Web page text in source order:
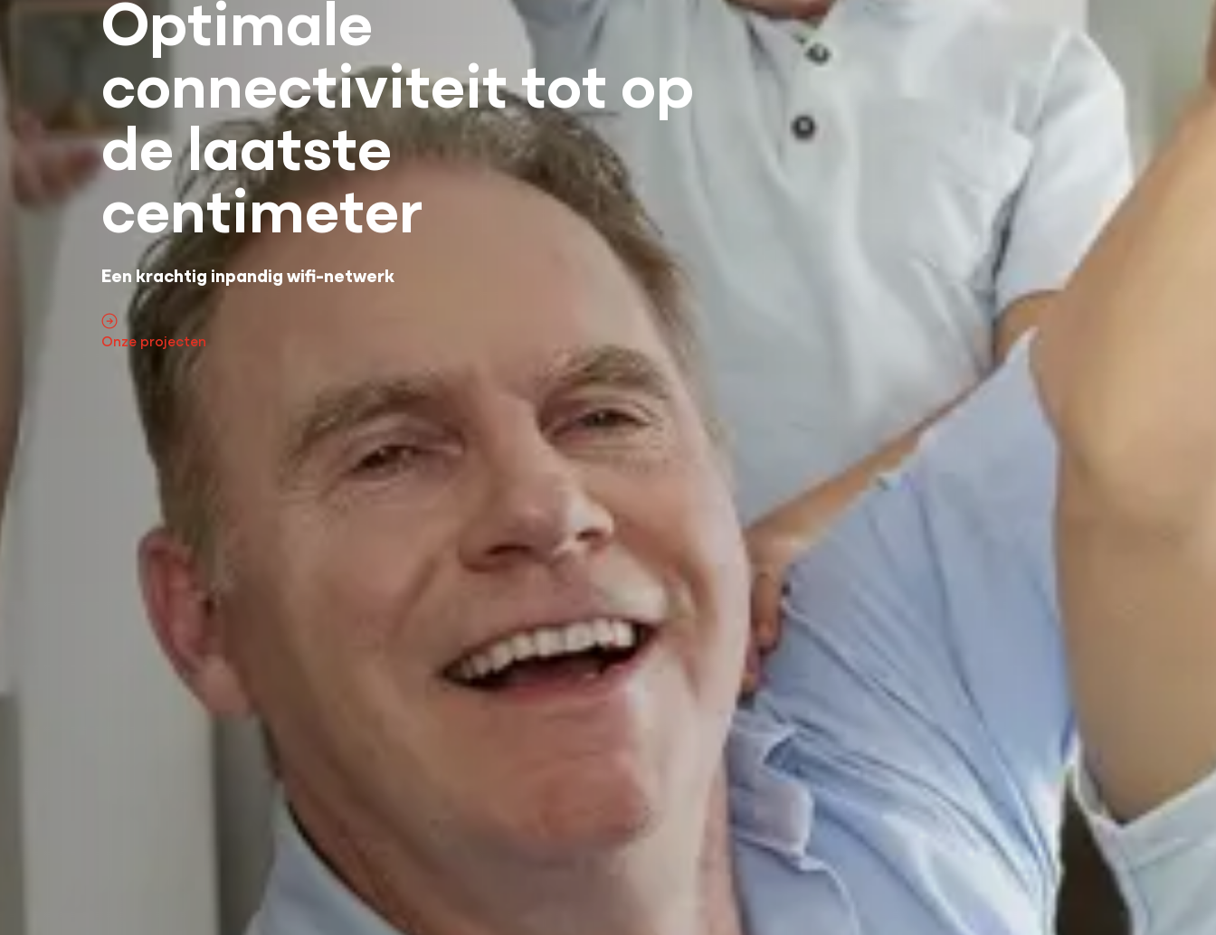
Onbeperkt video's
streamen en muziek
downloaden
Uitrol van glasvezel in het buitengebied